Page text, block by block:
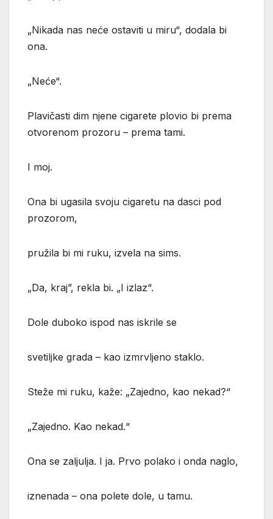
„Nikada nas neće ostaviti u miru“, dodala bi
ona.
„Neće“.
Plavičasti dim njene cigarete plovio bi prema
otvorenom prozoru – prema tami.
I moj.
Ona bi ugasila svoju cigaretu na dasci pod
prozorom,
pružila bi mi ruku, izvela na sims.
„Da, kraj”, rekla bi. „I izlaz“.
Dole duboko ispod nas iskrile se
svetiljke grada – kao izmrvljeno staklo.
Steže mi ruku, kaže: „Zajedno, kao nekad?“
„Zajedno. Kao nekad.“
Ona se zaljulja. I ja. Prvo polako i onda naglo,
iznenada – ona polete dole, u tamu.